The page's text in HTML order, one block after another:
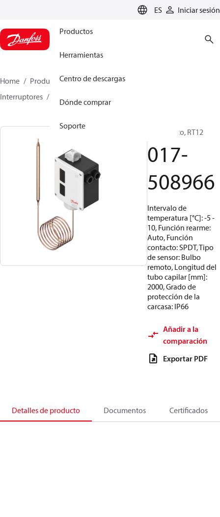
ES Iniciar sesión
Productos
Herramientas
Centro de descargas
Dónde comprar
Soporte
Home Productos
Climate Solutions for cooling
Interruptores
Termostato, RT12
017-
508966
Intervalo de
temperatura [°C]: -5 -
10, Función rearme:
Auto, Función
contacto: SPDT, Tipo
de sensor: Bulbo
remoto, Longitud del
tubo capilar [mm]:
2000, Grado de
protección de la
carcasa: IP66
Añadir a la
comparación
Exportar PDF
Detalles de producto Documentos Certificados